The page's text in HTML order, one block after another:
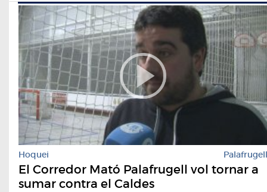
Hoquei Palafrugell
El Corredor Mató Palafrugell vol tornar a
sumar contra el Caldes